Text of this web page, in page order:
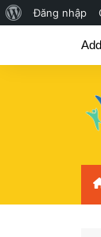
Giới
về
Đăng nhập